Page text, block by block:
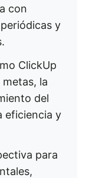
con
y
ClickUp
la
del
eficiencia y
para